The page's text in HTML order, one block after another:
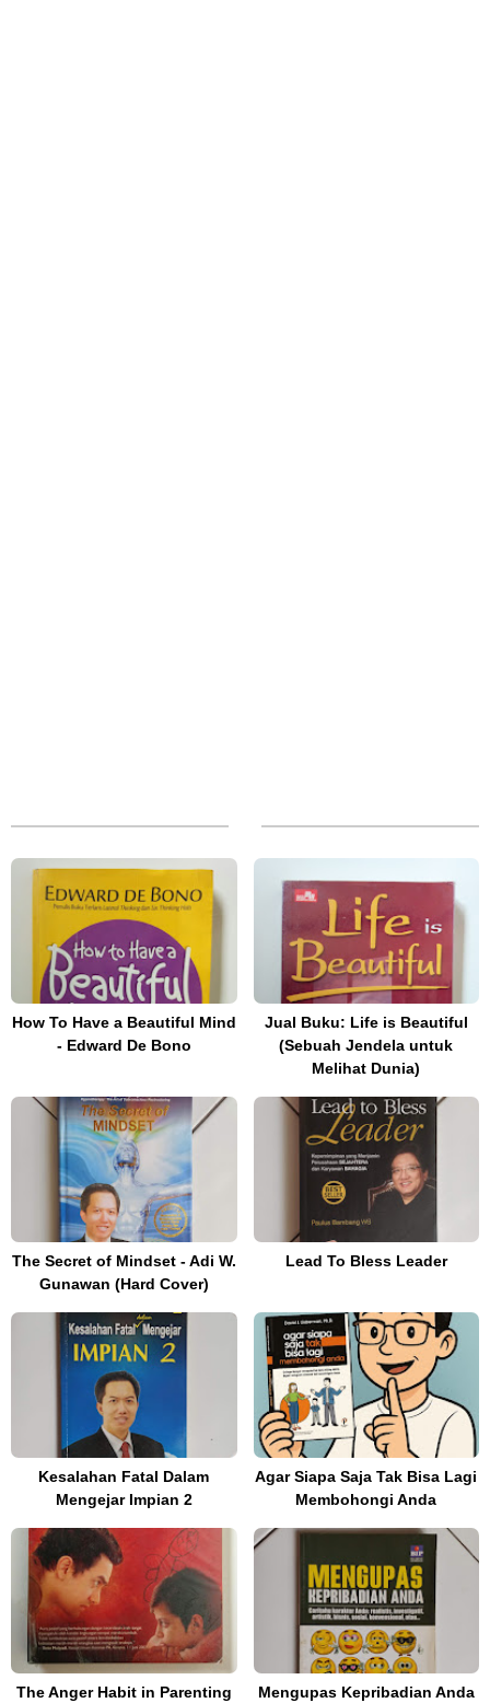
How To Have a Beautiful Mind
- Edward De Bono
Jual Buku: Life is Beautiful
(Sebuah Jendela untuk
Melihat Dunia)
The Secret of Mindset - Adi W.
Gunawan (Hard Cover)
Lead To Bless Leader
Kesalahan Fatal Dalam
Mengejar Impian 2
Agar Siapa Saja Tak Bisa Lagi
Membohongi Anda
The Anger Habit in Parenting
Mengupas Kepribadian Anda